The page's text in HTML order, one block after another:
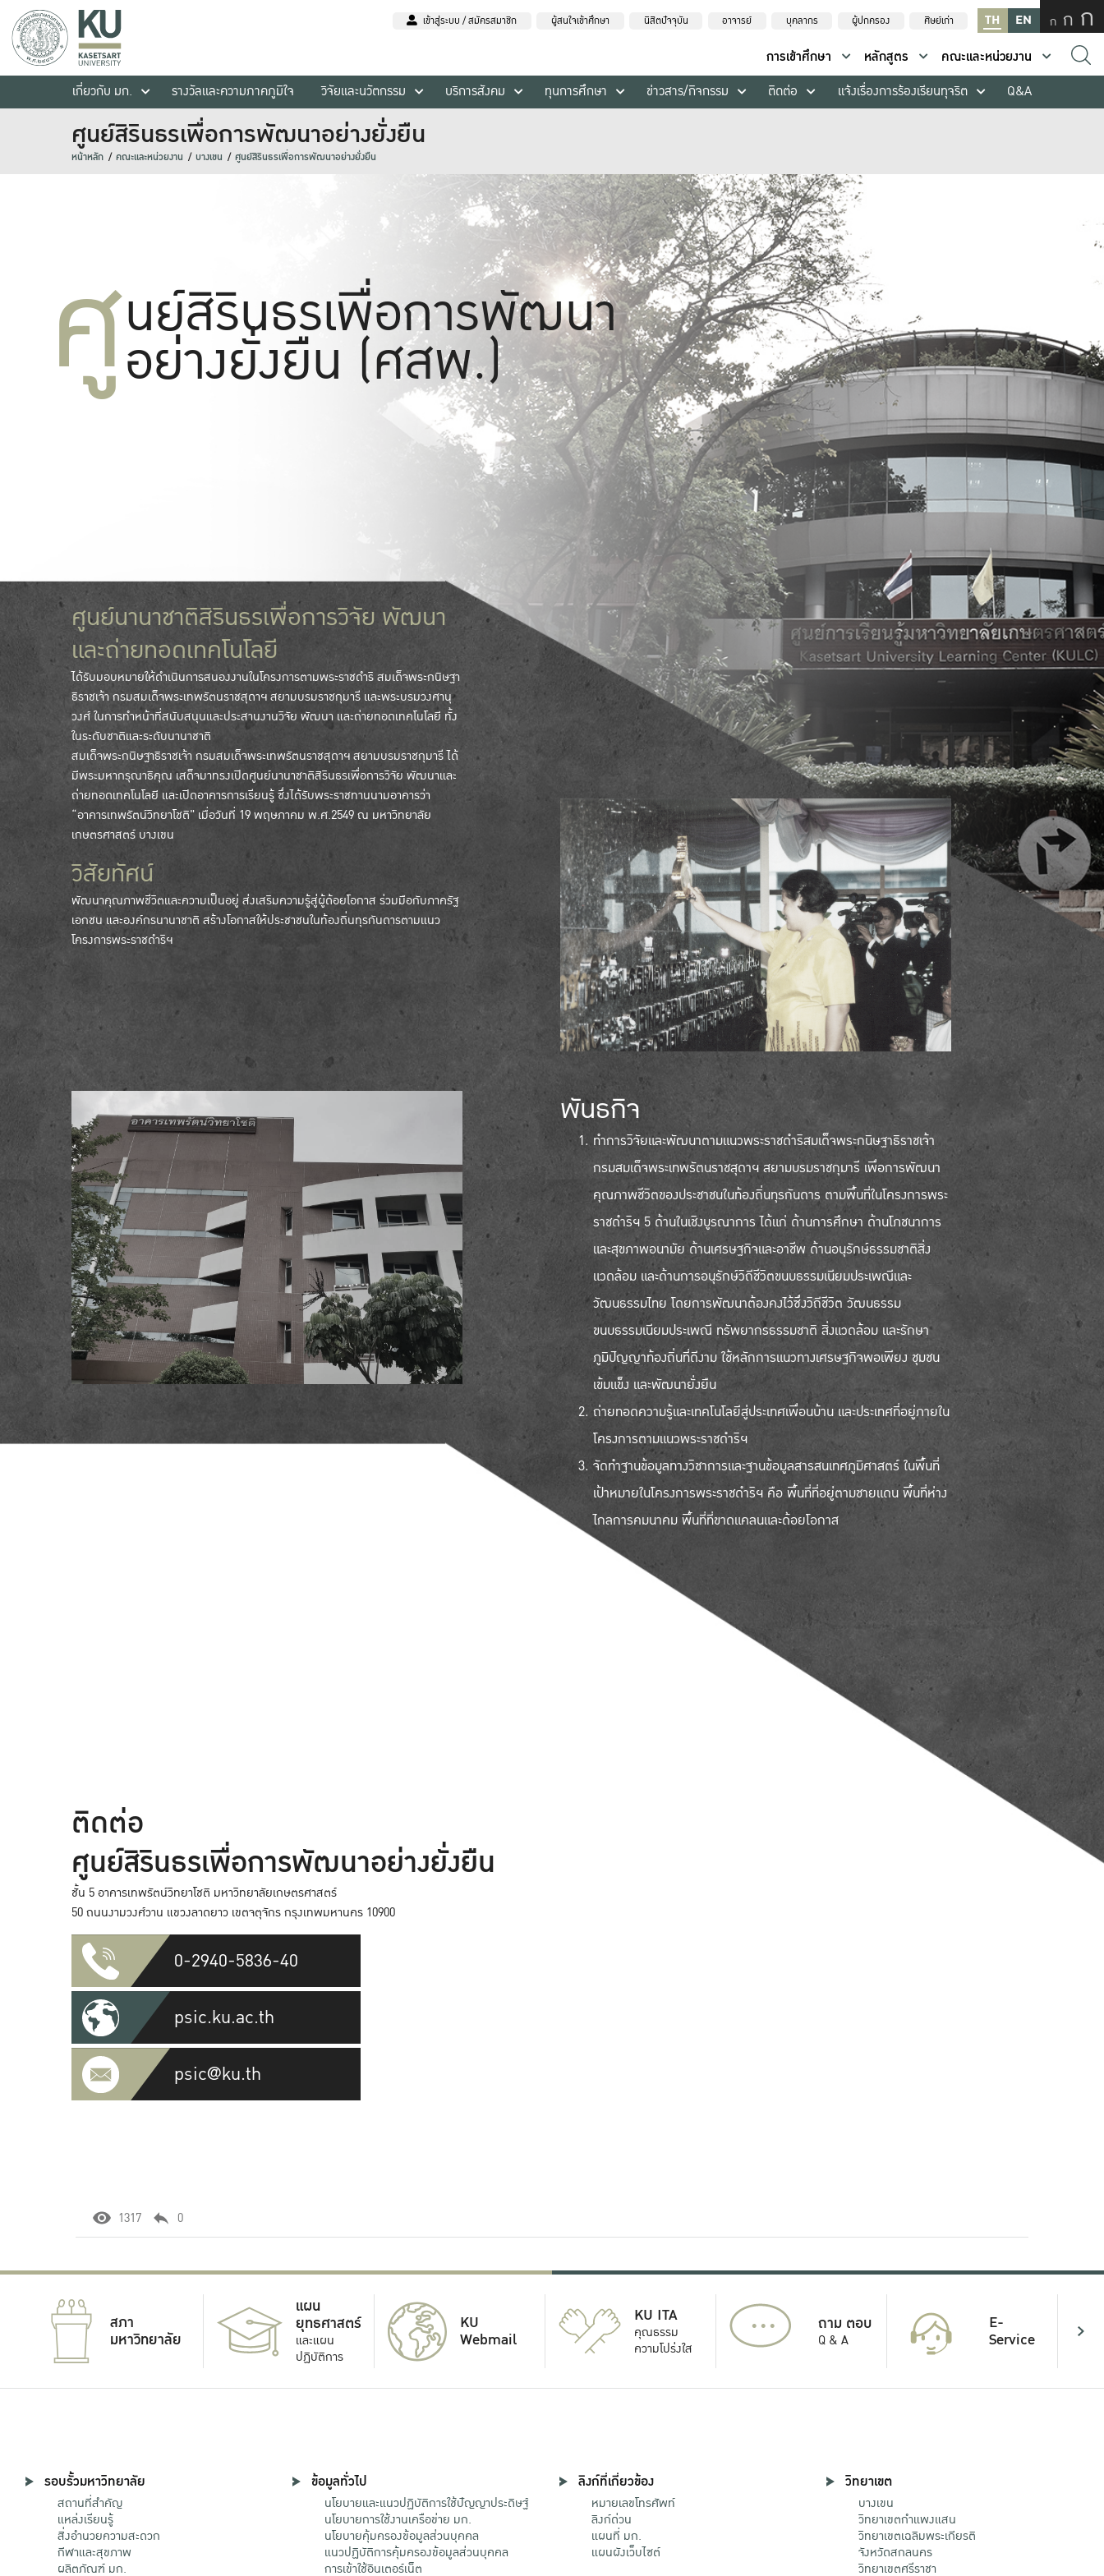
เข้าสู่ระบบ / สมัครสมาชิก ผู้สนใจเข้าศึกษา นิสิตปัจจุบัน อาจารย์ บุคลากร ผู้ปกครอง ศิษย์เก่า TH EN ก ก ก
การเข้าศึกษา หลักสูตร
คณะและหน่วยงาน
เกี่ยวกับ มก.
รางวัลและความภาคภูมิใจ วิจัยและนวัตกรรม บริการสังคม ทุนการศึกษา ข่าวสาร/กิจกรรม ติดต่อ แจ้งเรื่องการร้องเรียนทุจริต Q&A
ศูนย์สิรินธรเพื่อการพัฒนาอย่างยั่งยืน
หน้าหลัก คณะและหน่วยงาน บางเขน ศูนย์สิรินธรเพื่อการพัฒนาอย่างยั่งยืน
ศูนย์สิรินธรเพื่อการพัฒนา
อย่างยั่งยืน (ศสพ.)
ศูนย์นานาชาติสิรินธรเพื่อการวิจัย พัฒนา
และถ่ายทอดเทคโนโลยี
ได้รับมอบหมายให้ดำเนินการสนองงานในโครงการตามพระราชดำริ สมเด็จพระกนิษฐา
ธิราชเจ้า กรมสมเด็จพระเทพรัตนราชสุดาฯ สยามบรมราชกุมารี และพระบรมวงศานุ
วงศ์ ในการทำหน้าที่สนับสนุนและประสานงานวิจัย พัฒนา และถ่ายทอดเทคโนโลยี ทั้ง
ในระดับชาติและระดับนานาชาติ
สมเด็จพระกนิษฐาธิราชเจ้า กรมสมเด็จพระเทพรัตนราชสุดาฯ สยามบรมราชกุมารี ได้
มีพระมหากรุณาธิคุณ เสด็จมาทรงเปิดศูนย์นานาชาติสิรินธรเพื่อการวิจัย พัฒนาและ
ถ่ายทอดเทคโนโลยี และเปิดอาคารการเรียนรู้ ซึ่งได้รับพระราชทานนามอาคารว่า
“อาคารเทพรัตน์วิทยาโชติ" เมื่อวันที่ 19 พฤษภาคม พ.ศ.2549 ณ มหาวิทยาลัย
เกษตรศาสตร์ บางเขน
วิสัยทัศน์
พัฒนาคุณภาพชีวิตและความเป็นอยู่ ส่งเสริมความรู้สู่ผู้ด้อยโอกาส ร่วมมือกับภาครัฐ
เอกชน และองค์กรนานาชาติ สร้างโอกาสให้ประชาชนในท้องถิ่นทุรกันดารตามแนว
โครงการพระราชดำริฯ
พันธกิจ
ทำการวิจัยและพัฒนาตามแนวพระราชดำริสมเด็จพระกนิษฐาธิราชเจ้า
กรมสมเด็จพระเทพรัตนราชสุดาฯ สยามบรมราชกุมารี เพื่อการพัฒนา
คุณภาพชีวิตของประชาชนในท้องถิ่นทุรกันดาร ตามพื้นที่ในโครงการพระ
ราชดำริฯ 5 ด้านในเชิงบูรณาการ ได้แก่ ด้านการศึกษา ด้านโภชนาการ
และสุขภาพอนามัย ด้านเศรษฐกิจและอาชีพ ด้านอนุรักษ์ธรรมชาติสิ่ง
แวดล้อม และด้านการอนุรักษ์วิถีชีวิตขนบธรรมเนียมประเพณีและ
วัฒนธรรมไทย โดยการพัฒนาต้องคงไว้ซึ่งวิถีชีวิต วัฒนธรรม
ขนบธรรมเนียมประเพณี ทรัพยากรธรรมชาติ สิ่งแวดล้อม และรักษา
ภูมิปัญญาท้องถิ่นที่ดีงาม ใช้หลักการแนวทางเศรษฐกิจพอเพียง ชุมชน
เข้มแข็ง และพัฒนายั่งยืน
ถ่ายทอดความรู้และเทคโนโลยีสู่ประเทศเพื่อนบ้าน และประเทศที่อยู่ภายใน
โครงการตามแนวพระราชดำริฯ
จัดทำฐานข้อมูลทางวิชาการและฐานข้อมูลสารสนเทศภูมิศาสตร์ ในพื้นที่
เป้าหมายในโครงการพระราชดำริฯ คือ พื้นที่ที่อยู่ตามชายแดน พื้นที่ห่าง
ไกลการคมนาคม พื้นที่ที่ขาดแคลนและด้อยโอกาส
ติดต่อ
ศูนย์สิรินธรเพื่อการพัฒนาอย่างยั่งยืน
ชั้น 5 อาคารเทพรัตน์วิทยาโชติ มหาวิทยาลัยเกษตรศาสตร์
50 ถนนงามวงศ์วาน แขวงลาดยาว เขตจตุจักร กรุงเทพมหานคร 10900
0-2940-5836-40
psic.ku.ac.th
psic@ku.th
1317 0
สภา
มหาวิทยาลัย
แผน
ยุทธศาสตร์
และแผน
ปฏิบัติการ
KU
Webmail
KU ITA
คุณธรรม
ความโปร่งใส
... ถาม ตอบ
Q & A
E-
Service
รอบรั้วมหาวิทยาลัย
สถานที่สำคัญ
แหล่งเรียนรู้
สิ่งอำนวยความสะดวก
กีฬาและสุขภาพ
ผลิตภัณฑ์ มก.
ข้อมูลทั่วไป
นโยบายและแนวปฏิบัติการใช้ปัญญาประดิษฐ์
นโยบายการใช้งานเครือข่าย มก.
นโยบายคุ้มครองข้อมูลส่วนบุคคล
แนวปฏิบัติการคุ้มครองข้อมูลส่วนบุคคล
การเข้าใช้อินเตอร์เน็ต
ลิงก์ที่เกี่ยวข้อง
หมายเลขโทรศัพท์
ลิงก์ด่วน
แผนที่ มก.
แผนผังเว็บไซต์
วิทยาเขต
บางเขน
วิทยาเขตกําแพงแสน
วิทยาเขตเฉลิมพระเกียรติ
จังหวัดสกลนคร
วิทยาเขตศรีราชา